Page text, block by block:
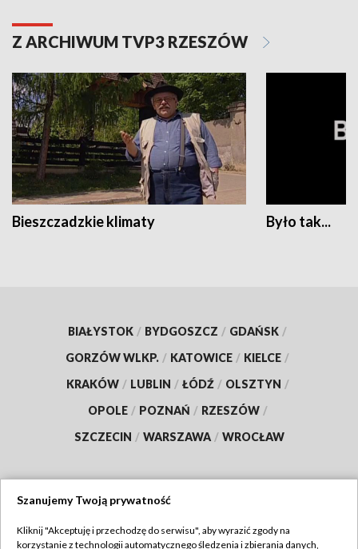
Z ARCHIWUM TVP3 RZESZÓW
Bieszczadzkie klimaty Było tak...
BIAŁYSTOK / BYDGOSZCZ / GDAŃSK /
GORZÓW WLKP. / KATOWICE / KIELCE /
KRAKÓW / LUBLIN / ŁÓDŹ / OLSZTYN /
OPOLE / POZNAŃ / RZESZÓW /
SZCZECIN / WARSZAWA / WROCŁAW
Szanujemy Twoją prywatność
Kliknij "Akceptuję i przechodzę do serwisu", aby wyrazić zgody na
korzystanie z technologii automatycznego śledzenia i zbierania danych,